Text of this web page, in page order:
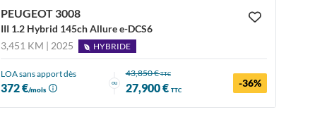
PEUGEOT 3008
III 1.2 Hybrid 145ch Allure e-DCS6
3,451 KM | 2025
HYBRIDE
LOA sans apport dès
372 €/mois
ou
43,850 €TTC
27,900 € TTC
-36%